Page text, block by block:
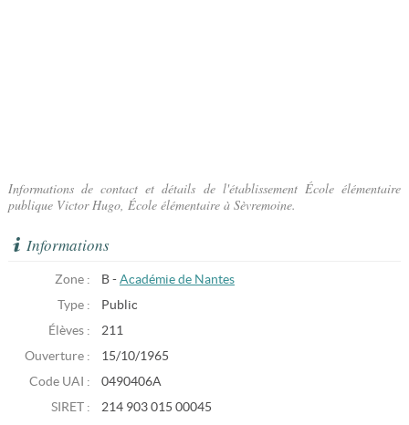
Informations de contact et détails de l'établissement École élémentaire
publique Victor Hugo, École élémentaire à Sèvremoine.
Informations
Zone : B - Académie de Nantes
Type :
Public
Élèves :
211
Ouverture :
15/10/1965
Code UAI :
0490406A
SIRET :
214 903 015 00045